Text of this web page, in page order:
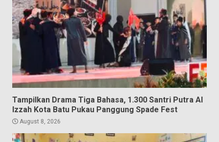
Tampilkan Drama Tiga Bahasa, 1.300 Santri Putra Al
Izzah Kota Batu Pukau Panggung Spade Fest
August 8, 2026